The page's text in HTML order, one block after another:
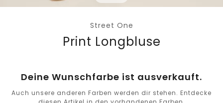
Street One
Print Longbluse
Deine Wunschfarbe ist ausverkauft.
Auch unsere anderen Farben werden dir stehen. Entdecke